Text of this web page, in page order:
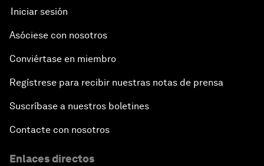
Iniciar sesión
Asóciese con nosotros
Conviértase en miembro
Regístrese para recibir nuestras notas de prensa
Suscríbase a nuestros boletines
Contacte con nosotros
Enlaces directos